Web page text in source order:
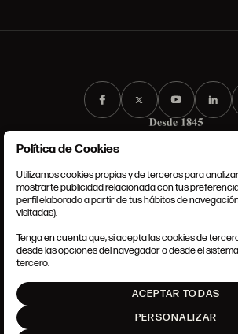
CONDICIONES
POLÍTICA DE COOKIES
AJUSTE DE COOKIES
Política de Cookies
Utilizamos cookies propias y de terceros para
mostrarte publicidad relacionada con tus
perfil elaborado a partir de tus hábitos de
visitadas).
Tenga en cuenta que, si acepta las cookies de
desde las opciones del navegador o desde el
tercero.
ACEPTAR TODAS
PERSONALIZAR